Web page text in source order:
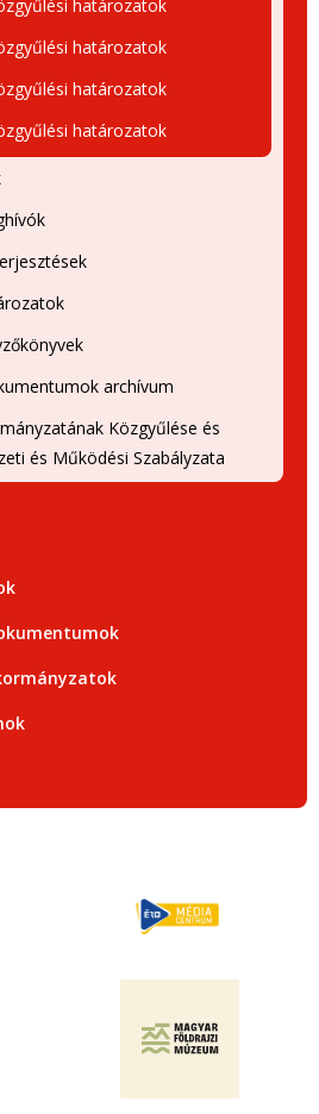
határozatok
határozatok
határozatok
határozatok
archívum
Közgyűlése és
és Működési Szabályzata